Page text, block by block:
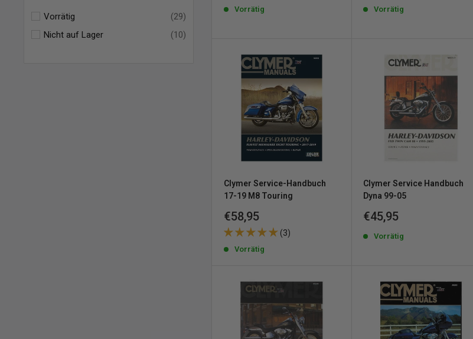
Vorrätig
(29)
Nicht auf Lager
(10)
Vorrätig Vorrätig
Clymer Service-Handbuch
17-19 M8 Touring
Sonderpreis
€58,95
(3)
Vorrätig
Clymer Service Handbuch
Dyna 99-05
Sonderpreis
€45,95
Vorrätig